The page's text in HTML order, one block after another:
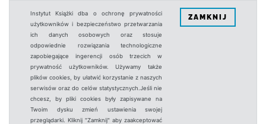
Instytut Książki dba o ochronę prywatności
użytkowników i bezpieczeństwo przetwarzania
ich danych osobowych oraz stosuje
odpowiednie rozwiązania technologiczne
zapobiegające ingerencji osób trzecich w
prywatność użytkowników. Używamy także
plików cookies, by ułatwić korzystanie z naszych
serwisów oraz do celów statystycznych.Jeśli nie
chcesz, by pliki cookies były zapisywane na
Twoim dysku zmień ustawienia swojej
przeglądarki. Kliknij "Zamknij" aby zaakceptować
ZAMKNIJ